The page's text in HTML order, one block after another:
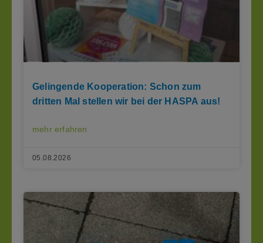
Gelingende Kooperation: Schon zum
dritten Mal stellen wir bei der HASPA aus!
mehr erfahren
05.08.2026